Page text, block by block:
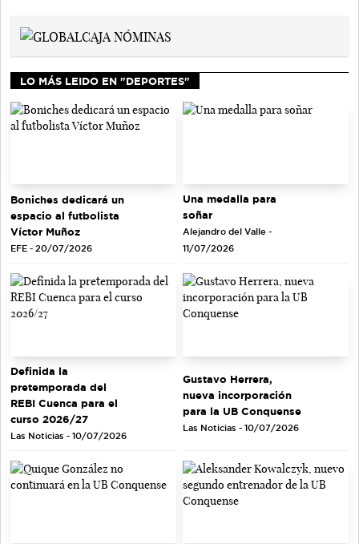
LO MÁS LEIDO EN "DEPORTES"
Boniches dedicará un
espacio al futbolista
Víctor Muñoz
EFE - 20/07/2026
Una medalla para
soñar
Alejandro del Valle -
11/07/2026
Definida la
pretemporada del
REBI Cuenca para el
curso 2026/27
Las Noticias - 10/07/2026
Gustavo Herrera,
nueva incorporación
para la UB Conquense
Las Noticias - 10/07/2026